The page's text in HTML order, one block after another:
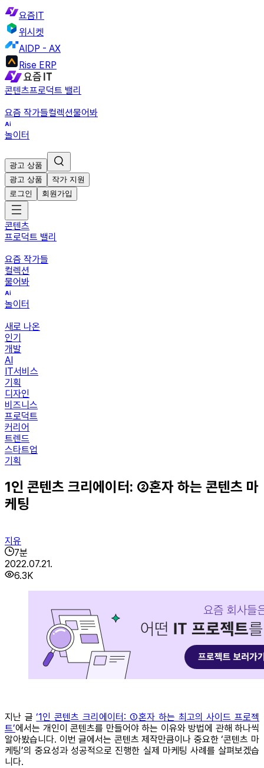
요즘IT
위시켓
AIDP - AX
Rise ERP
콘텐츠프로덕트 밸리
요즘 작가들컬렉션물어봐
놀이터
광고 상품
광고 상품
작가 지원
로그인
회원가입
콘텐츠
프로덕트 밸리
요즘 작가들
컬렉션
물어봐
놀이터
새로 나온
인기
개발
AI
IT서비스
기획
디자인
비즈니스
프로덕트
커리어
트렌드
스타트업
기획
1인 콘텐츠 크리에이터: ②혼자 하는 콘텐츠 마
케팅
지유
7분
2022.07.21.
6.3K
지난 글‘1인 콘텐츠 크리에이터: ①혼자 하는 최고의 사이드 프로젝
트’에서는 개인이 콘텐츠를 만들어야 하는 이유와 방법에 관해 하나씩
알아봤습니다. 이번 글에서는 콘텐츠 제작만큼이나 중요한 ‘콘텐츠 마
케팅’의 중요성과 성공적으로 진행한 실제 마케팅 사례를 살펴보겠습
니다.